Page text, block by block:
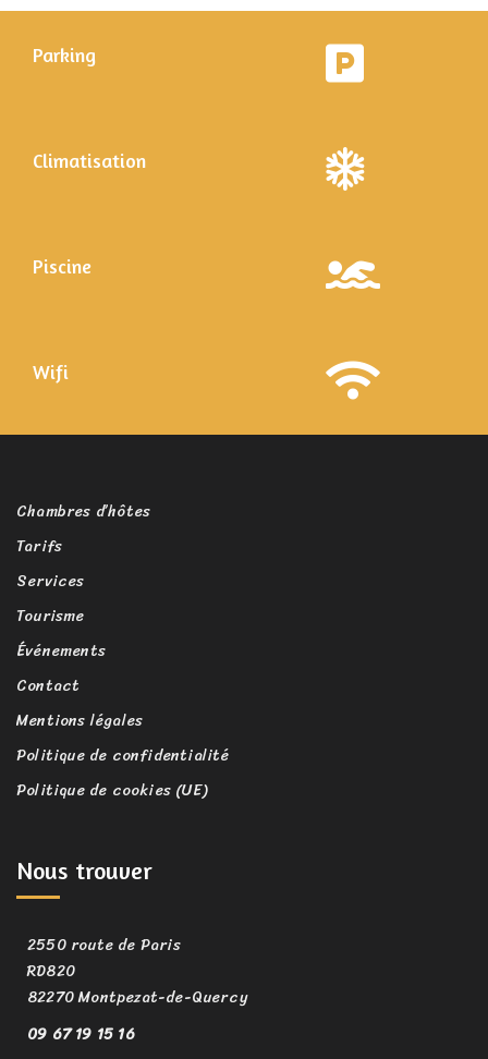
Parking
Climatisation
Piscine
Wifi
Chambres d’hôtes
Tarifs
Services
Tourisme
Événements
Contact
Mentions légales
Politique de confidentialité
Politique de cookies (UE)
Nous trouver
2550 route de Paris
RD820
82270 Montpezat-de-Quercy
09 67 19 15 16